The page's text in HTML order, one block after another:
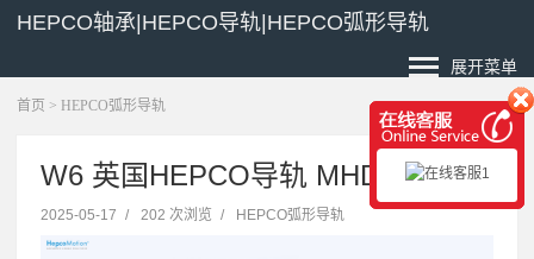
HEPCO轴承|HEPCO导轨|HEPCO弧形导轨
展开菜单
首页 > HEPCO弧形导轨
W6 英国HEPCO导轨 MHD89BLE
2025-05-17 / 202 次浏览 / HEPCO弧形导轨